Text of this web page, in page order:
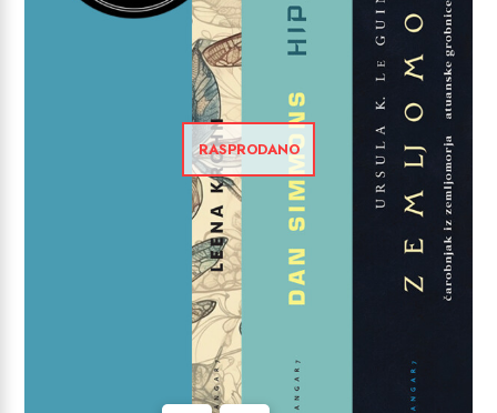
RASPRODANO